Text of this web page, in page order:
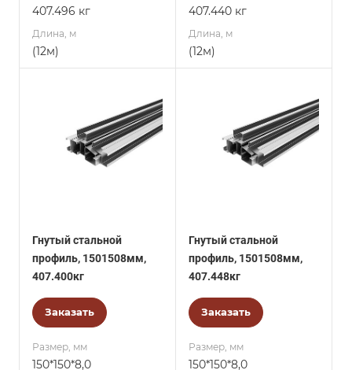
407.496 кг
Длина, м
(12м)
407.440 кг
Длина, м
(12м)
Гнутый стальной
профиль, 1501508мм,
407.400кг
Заказать
Размер, мм
150*150*8,0
Гнутый стальной
профиль, 1501508мм,
407.448кг
Заказать
Размер, мм
150*150*8,0